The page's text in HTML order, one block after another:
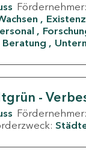
Fördernehmer:
Beratung
-
Fördernehmer: